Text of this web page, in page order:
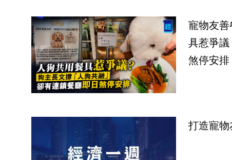
寵物友
具惹爭議
煞停安排
打造寵